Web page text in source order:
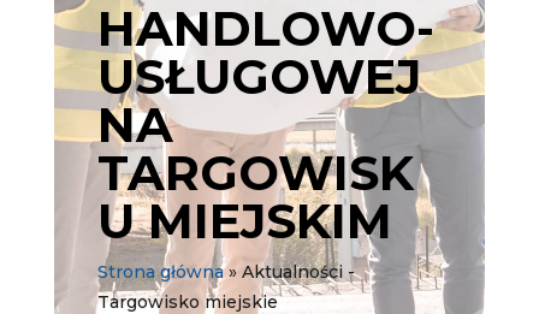
HANDLOWO-
USŁUGOWEJ
NA
TARGOWISK
U MIEJSKIM
Strona główna» Aktualności -
Targowisko miejskie